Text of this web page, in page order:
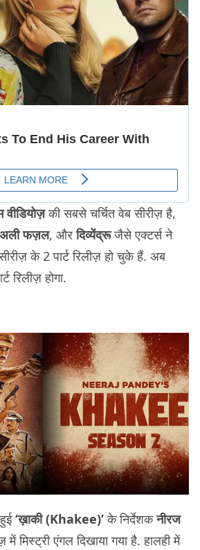
की सबसे चर्चित वेब सीरीज़ है,
अली फज़ल, औरदिव्येंद्रूजैसे एक्टर्स ने
के 2 पार्ट रिलीज़ हो चुके हैं. अब
रिलीज़ होगा.
‘ख़ाकी (Khakee)’के निर्देशकनीरज
मिस्ट्री एंगल दिखाया गया है. हालही में